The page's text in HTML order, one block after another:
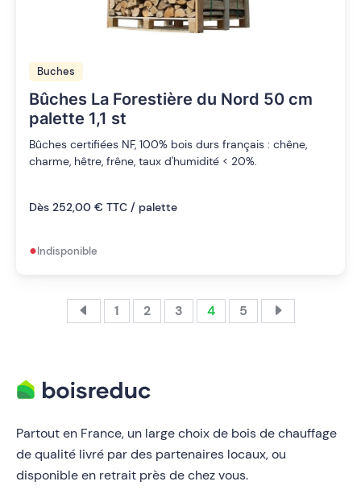
Buches
Bûches La Forestière du Nord 50 cm
palette 1,1 st
Bûches certifiées NF, 100% bois durs français : chêne,
charme, hêtre, frêne, taux d'humidité < 20%.
Dès 252,00 € TTC / palette
•Indisponible
1 2 3 4 5
Partout en France, un large choix de bois de chauffage
de qualité livré par des partenaires locaux, ou
disponible en retrait près de chez vous.